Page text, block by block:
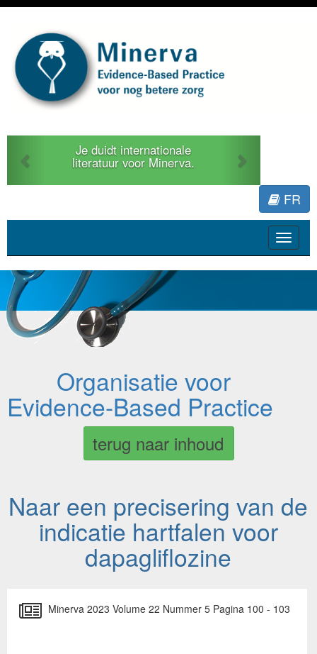
Je duidt internationale
literatuur voor Minerva.
Previous
FR
Toggle
Organisatie voor
Evidence-Based Practice
terug naar inhoud
Naar een precisering van de
indicatie hartfalen voor
dapagliflozine
Minerva 2023 Volume 22 Nummer 5 Pagina 100 - 103